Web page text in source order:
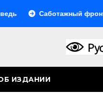
Саботажный фронт
ИЗДАНИИ